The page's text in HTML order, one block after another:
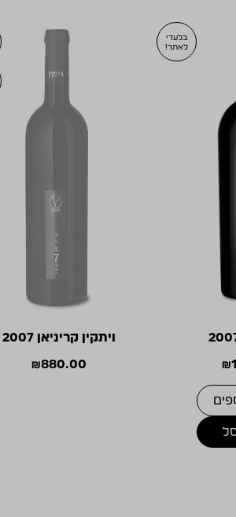
בלעדי
לאתר!
₪
ויתקין קריניאן 2007
₪880.00